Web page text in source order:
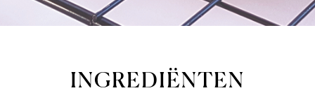
INGREDIËNTEN